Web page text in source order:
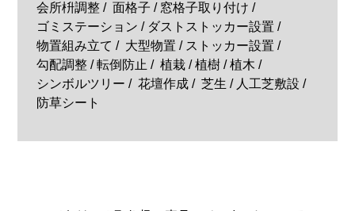
会所枡調整
面格子 / 窓格子取り付け
ゴミステーション / ダストストッカー設置
物置組み立て
大型物置 / ストッカー設置
勾配調整 / 転倒防止
植栽 / 植樹 / 植木
シンボルツリー
花壇作成
芝生 / 人工芝敷設
防草シート